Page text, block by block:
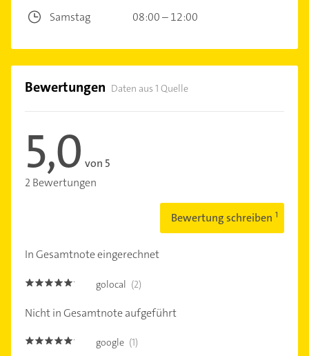
Samstag
08:00 – 12:00
Bewertungen Daten aus 1 Quelle
5,0 von 5
2 Bewertungen
Bewertung schreiben
In Gesamtnote eingerechnet
5.0 golocal (2)
Nicht in Gesamtnote aufgeführt
5.0 google (1)